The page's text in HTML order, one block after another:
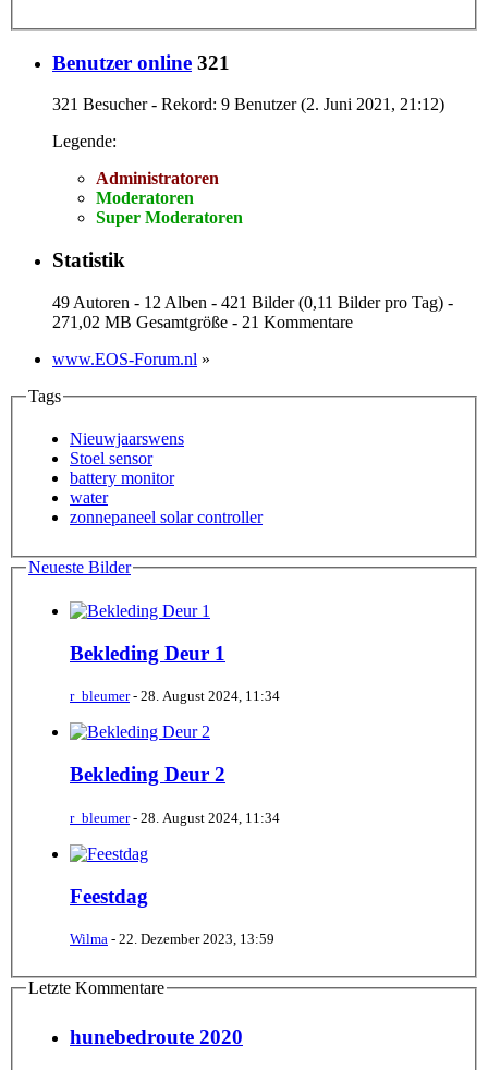
Benutzer online 321
321 Besucher - Rekord: 9 Benutzer (2. Juni 2021, 21:12)
Legende:
Administratoren
Moderatoren
Super Moderatoren
Statistik
49 Autoren - 12 Alben - 421 Bilder (0,11 Bilder pro Tag) -
271,02 MB Gesamtgröße - 21 Kommentare
www.EOS-Forum.nl »
Tags
Nieuwjaarswens
Stoel sensor
battery monitor
water
zonnepaneel solar controller
Neueste Bilder
Bekleding Deur 1
r_bleumer- 28. August 2024, 11:34
Bekleding Deur 2
r_bleumer- 28. August 2024, 11:34
Feestdag
Wilma - 22. Dezember 2023, 13:59
Letzte Kommentare
hunebedroute 2020